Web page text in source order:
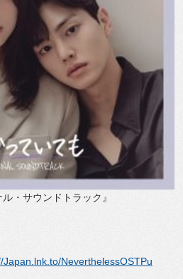
・サウンドトラック』
Japan.lnk.to/NeverthelessOSTPu